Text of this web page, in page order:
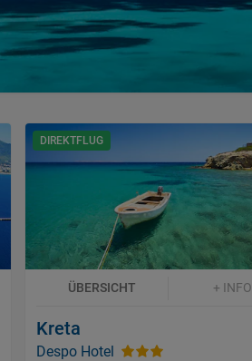
DIREKTFLUG
ÜBERSICHT + INFO
Kreta
Despo Hotel